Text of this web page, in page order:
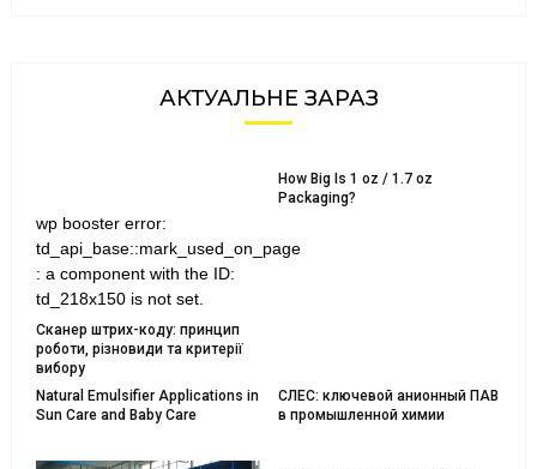
АКТУАЛЬНЕ ЗАРАЗ
wp booster error:
td_api_base::mark_used_on_page
: a component with the ID:
td_218x150 is not set.
Сканер штрих-коду: принцип
роботи, різновиди та критерії
вибору
How Big Is 1 oz / 1.7 oz
Packaging?
Natural Emulsifier Applications in
Sun Care and Baby Care
СЛЕС: ключевой анионный ПАВ
в промышленной химии